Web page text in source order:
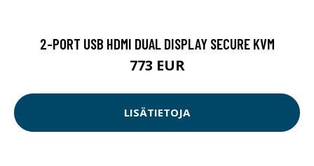
2-PORT USB HDMI DUAL DISPLAY SECURE KVM
773 EUR
LISÄTIETOJA